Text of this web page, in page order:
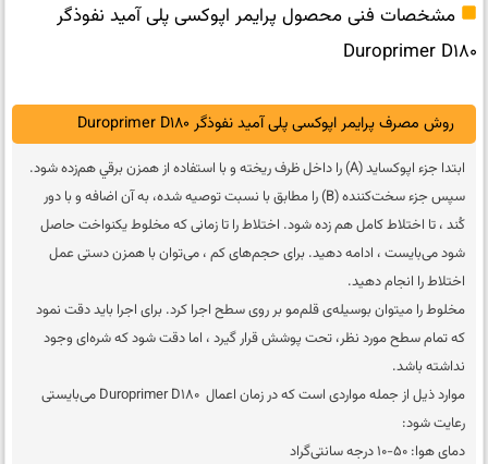
مشخصات فنی محصول پرایمر اپوکسی‌ پلی‌ آمید نفوذگر
Duroprimer D180
روش مصرف پرایمر اپوکسی‌ پلی‌ آمید نفوذگر Duroprimer D180
ابتدا جزء اپوکساید (A) را داخل ظرف ريخته و با استفاده از همزن برقي هم‌زده شود.
سپس جزء سخت‌کننده (B) را مطابق با نسبت توصیه شده، به آن اضافه و با دور
کُند ، تا اختلاط کامل هم زده شود. اختلاط را تا زمانی که مخلوط یکنواخت حاصل
شود می‌بایست ، ادامه دهید. برای حجم‌های کم ، می‌توان با همزن دستی عمل
اختلاط را انجام دهید.
مخلوط را میتوان بوسیله‌ی قلم‌مو بر روی سطح اجرا کرد. برای اجرا باید دقت نمود
که تمام سطح مورد نظر، تحت پوشش قرار گیرد ، اما دقت شود که شره‌ای وجود
نداشته باشد.
موارد ذیل از جمله مواردی است که در زمان اعمال Duroprimer D180 می‌بایستی
رعایت شود:
دمای هوا: 50-10 درجه سانتی‌گراد